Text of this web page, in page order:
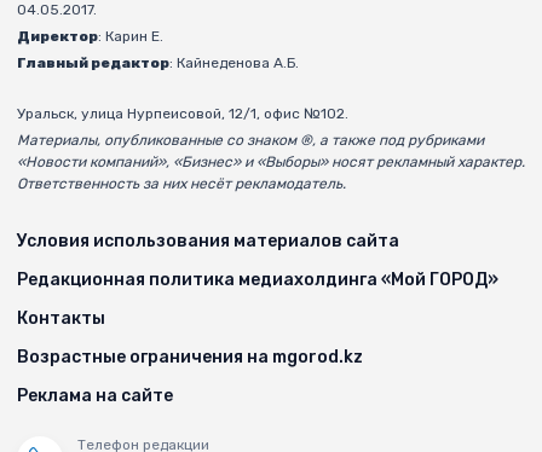
04.05.2017.
Директор: Карин Е.
Главный редактор: Кайнеденова А.Б.
Уральск, улица Нурпеисовой, 12/1, офис №102.
Материалы, опубликованные со знаком ®, а также под рубриками
«Новости компаний», «Бизнес» и «Выборы» носят рекламный характер.
Ответственность за них несёт рекламодатель.
Условия использования материалов сайта
Редакционная политика медиахолдинга «Мой ГОРОД»
Контакты
Возрастные ограничения на mgorod.kz
Реклама на сайте
Телефон редакции